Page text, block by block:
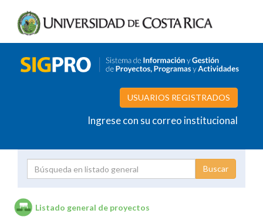
USUARIOS REGISTRADOS
Ingrese con su correo institucional
Listado general de proyectos